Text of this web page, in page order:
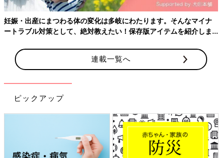
は横位置でもいいですが、タテのほうがスタジオで撮ったような
雰囲気のある写真になります」。
妊娠・出産にまつわる体の変化は多岐にわたります。そんなマイナ
ートラブル対策として、絶対教えたい！保存版アイテムを紹介しま
連載一覧へ
ピックアップ